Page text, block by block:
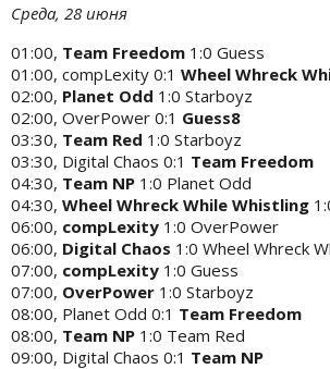
Среда, 28 июня
01:00, Team Freedom 1:0 Guess
01:00, compLexity 0:1 Wheel Whreck
02:00, Planet Odd 1:0 Starboyz
02:00, OverPower 0:1 Guess8
03:30, Team Red 1:0 Starboyz
03:30, Digital Chaos 0:1 Team Freedom
04:30, Team NP 1:0 Planet Odd
04:30, Wheel Whreck While Whistling
06:00, compLexity 1:0 OverPower
06:00, Digital Chaos 1:0 Wheel Whreck
07:00, compLexity 1:0 Guess
07:00, OverPower 1:0 Starboyz
08:00, Planet Odd 0:1 Team Freedom
08:00, Team NP 1:0 Team Red
09:00, Digital Chaos 0:1 Team NP